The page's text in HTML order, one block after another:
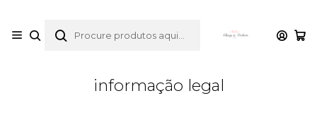
Início informação legal
informação legal